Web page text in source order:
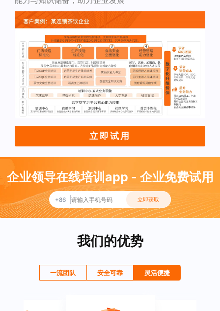
立即试用
企业领导在线培训app - 企业免费试用
+86 立即获取
我们的优势
一流团队 安全可靠 灵活便捷